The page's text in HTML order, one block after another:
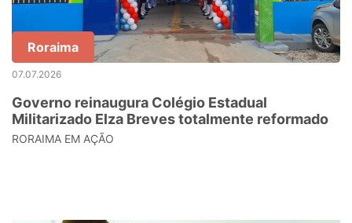
Roraima
07.07.2026
Governo reinaugura Colégio Estadual
Militarizado Elza Breves totalmente reformado
RORAIMA EM AÇÃO